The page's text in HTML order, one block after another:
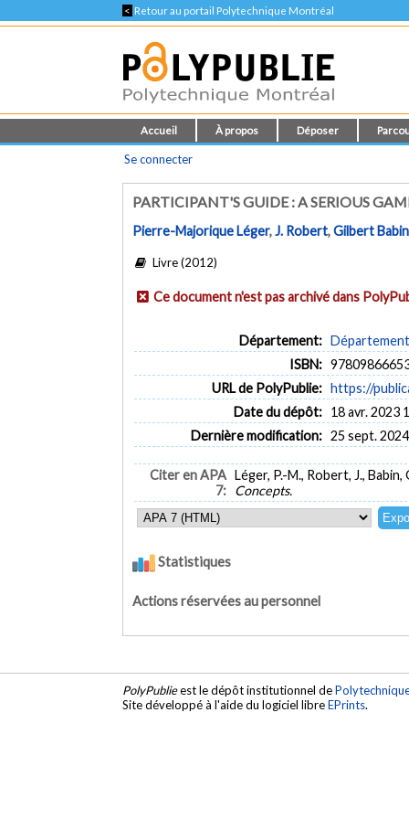
< Retour au portail Polytechnique Montréal
Accueil À propos Déposer
Se connecter
PARTICIPANT'S GUIDE : A SERIOUS
Pierre-Majorique Léger,J. Robert,Gilbert Babin
Livre (2012)
Ce document n'est pas archivé dans
Département:
ISBN:
URL de PolyPublie: https://
Date du dépôt: 18 avr. 2023
Dernière modification: 25 sept.
Citer en APA
7:
Léger, P.-M., Robert, J.,
Concepts.
Statistiques
Actions réservées au personnel
PolyPublieest le dépôt institutionnel de
Site développé à l'aide du logiciel libreEPrints.